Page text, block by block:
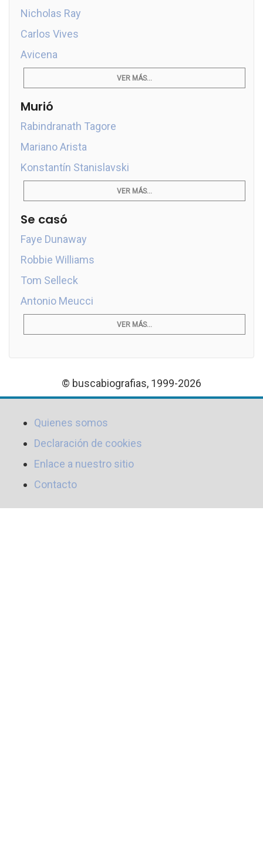
Nicholas Ray
Carlos Vives
Avicena
VER MÁS...
Murió
Rabindranath Tagore
Mariano Arista
Konstantín Stanislavski
VER MÁS...
Se casó
Faye Dunaway
Robbie Williams
Tom Selleck
Antonio Meucci
VER MÁS...
© buscabiografias, 1999-2026
Quienes somos
Declaración de cookies
Enlace a nuestro sitio
Contacto